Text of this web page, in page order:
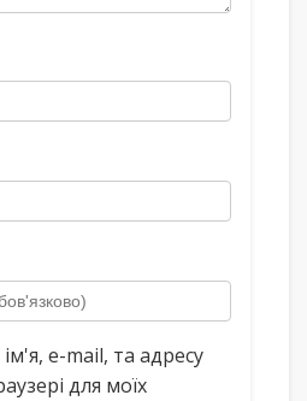
e-mail, та адресу
для моїх